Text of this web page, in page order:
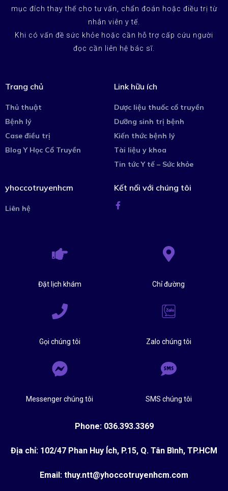
mục đích thay thế cho tư vấn, chẩn đoán hoặc điều trị từ
nhân viên y tế.
Khi có vấn đề sức khỏe hoặc cần hỗ trợ cấp cứu người
đọc cần liên hệ bác sĩ.
Trang chủ
Thủ thuật
Bệnh lý
Case điều trị
Blog Y Học Cổ Truyền
Link hữu ích
Dược liệu thuốc cổ truyền
Dưỡng sinh trị bệnh
Kiến thức bệnh lý
Tài liệu y khoa
Tin tức Y tế – Sức khỏe
yhoccotruyenhcm
Liên hệ
Kết nối với chúng tôi
Đặt lịch khám Chỉ đường
Gọi chúng tôi Zalo chúng tôi
Messenger chúng tôi SMS chúng tôi
Phone: 036.393.3369
Địa chỉ: 102/47 Phan Huy Ích, P.15, Q. Tân Bình, TP.HCM
Email: thuy.ntt@yhoccotruyenhcm.com